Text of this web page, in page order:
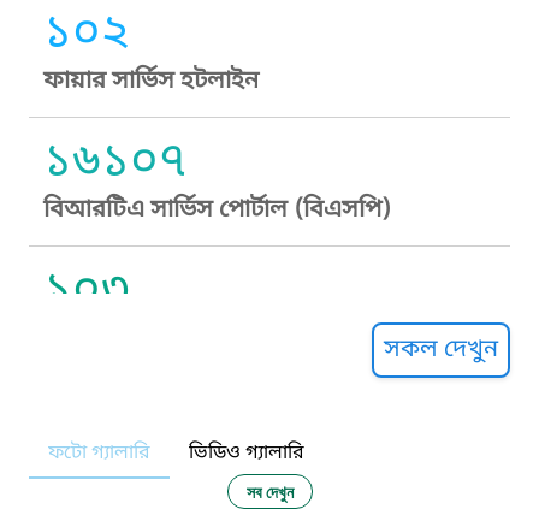
১০২
ফায়ার সার্ভিস হটলাইন
১৬১০৭
বিআরটিএ সার্ভিস পোর্টাল (বিএসপি)
১০৩
নারী ও শিশু নির্যাতন প্রতিরোধ
সকল দেখুন
ফটো গ্যালারি ভিডিও গ্যালারি
সব দেখুন